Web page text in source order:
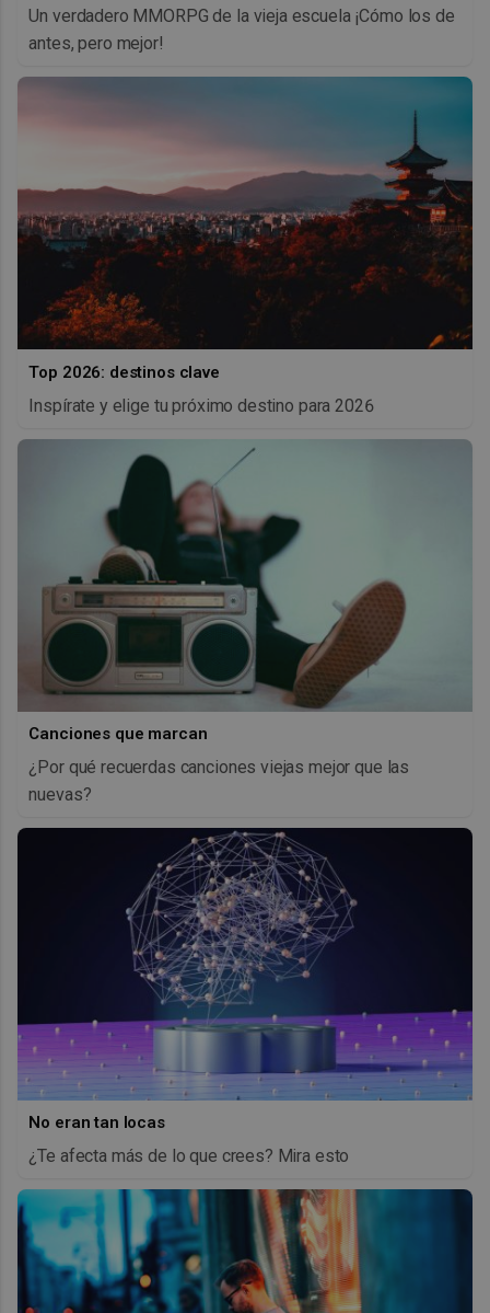
Un verdadero MMORPG de la vieja escuela ¡Cómo los de
antes, pero mejor!
Top 2026: destinos clave
Inspírate y elige tu próximo destino para 2026
Canciones que marcan
¿Por qué recuerdas canciones viejas mejor que las
nuevas?
No eran tan locas
¿Te afecta más de lo que crees? Mira esto